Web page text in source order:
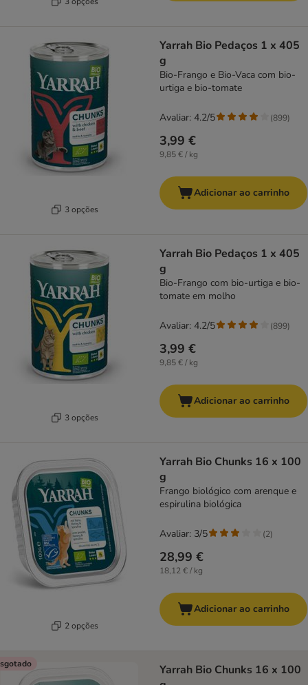
3 opções
Yarrah Bio Pedaços 1 x 405
g
Bio-Frango e Bio-Vaca com bio-
urtiga e bio-tomate
3,99 €
9,85 € / kg
Avaliar: 4.2/5 (899)
Adicionar ao carrinho
3 opções
Yarrah Bio Pedaços 1 x 405
g
Bio-Frango com bio-urtiga e bio-
tomate em molho
3,99 €
9,85 € / kg
Avaliar: 4.2/5 (899)
Adicionar ao carrinho
2 opções
Yarrah Bio Chunks 16 x 100
g
Frango biológico com arenque e
espirulina biológica
28,99 €
18,12 € / kg
Avaliar: 3/5 (2)
Adicionar ao carrinho
Yarrah Bio Chunks 16 x 100